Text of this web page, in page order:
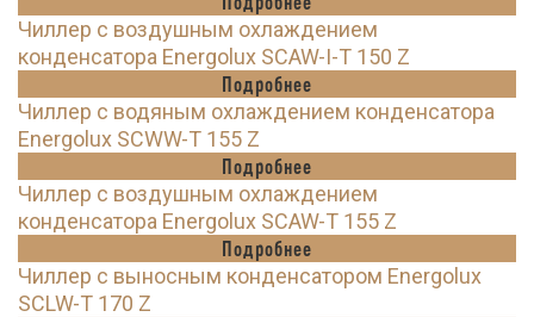
Чиллер с воздушным охлаждением
конденсатора Energolux SCAW-I-T 150 Z
Подробнее
Чиллер с водяным охлаждением конденсатора
Energolux SCWW-T 155 Z
Подробнее
Чиллер с воздушным охлаждением
конденсатора Energolux SCAW-T 155 Z
Подробнее
Чиллер с выносным конденсатором Energolux
SCLW-T 170 Z